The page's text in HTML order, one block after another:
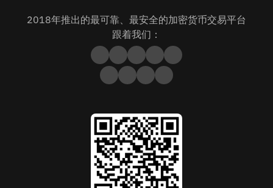
2018年推出的最可靠、最安全的加密货币交易平台
跟着我们：